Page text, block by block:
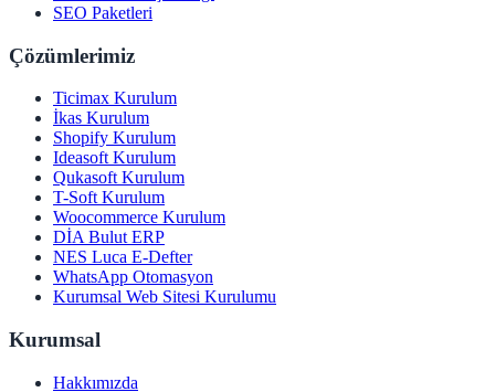
SEO Paketleri
Çözümlerimiz
Ticimax Kurulum
İkas Kurulum
Shopify Kurulum
Ideasoft Kurulum
Qukasoft Kurulum
T-Soft Kurulum
Woocommerce Kurulum
DİA Bulut ERP
NES Luca E-Defter
WhatsApp Otomasyon
Kurumsal Web Sitesi Kurulumu
Kurumsal
Hakkımızda